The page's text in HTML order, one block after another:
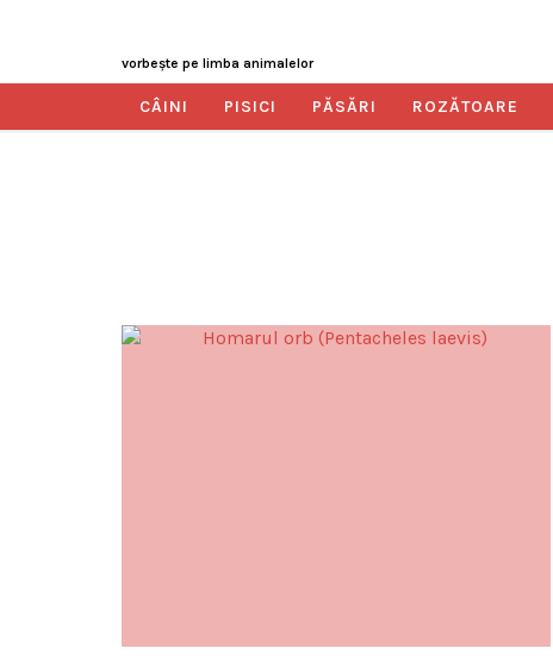
vorbeşte pe limba animalelor
CÂINI PISICI PĂSĂRI ROZĂTOARE